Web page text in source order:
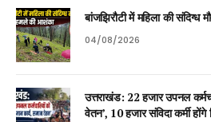
बांजझिरौटी में महिला की
04/08/2026
उत्तराखंड: 22 हजार उपनल
वेतन’, 10 हजार संविदा कर्मी होंगे